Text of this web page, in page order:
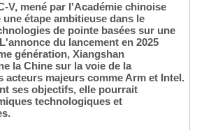
V, mené par l'Académie chinoise
étape ambitieuse dans le
de pointe basées sur une
du lancement en 2025
génération, Xiangshan
la Chine sur la voie de la
acteurs majeurs comme Arm et Intel.
ses objectifs, elle pourrait
technologiques et